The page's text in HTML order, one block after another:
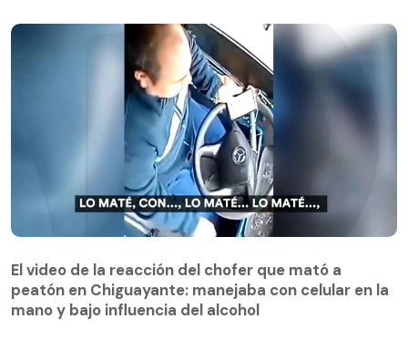
peatón en Chiguayante: manejaba con celular en la
mano y bajo influencia del alcohol
El video de la reacción del chofer que mató a
peatón en Chiguayante: manejaba con celular en la
mano y bajo influencia del alcohol